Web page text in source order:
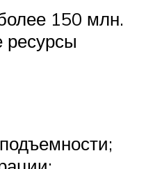
150 млн.
ресурсы